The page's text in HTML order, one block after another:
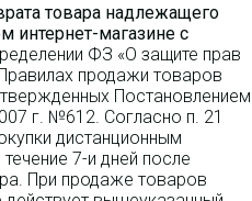
товара надлежащего
интернет-магазине с
ФЗ «О защите прав
продажи товаров
Постановлением
г. №612. Согласно п. 21
дистанционным
7-и дней после
При продаже товаров